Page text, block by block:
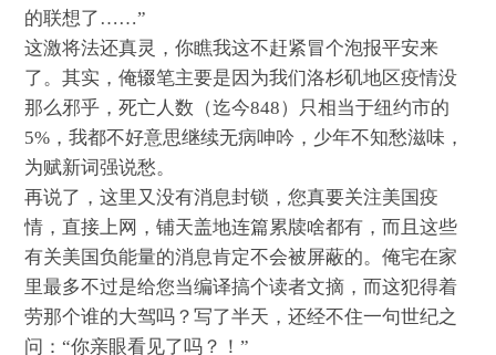
的联想了……”
这激将法还真灵，你瞧我这不赶紧冒个泡报平安来
了。其实，俺辍笔主要是因为我们洛杉矶地区疫情没
那么邪乎，死亡人数（迄今848）只相当于纽约市的
5%，我都不好意思继续无病呻吟，少年不知愁滋味，
为赋新词强说愁。
再说了，这里又没有消息封锁，您真要关注美国疫
情，直接上网，铺天盖地连篇累牍啥都有，而且这些
有关美国负能量的消息肯定不会被屏蔽的。俺宅在家
里最多不过是给您当编译搞个读者文摘，而这犯得着
劳那个谁的大驾吗？写了半天，还经不住一句世纪之
问：“你亲眼看见了吗？！”